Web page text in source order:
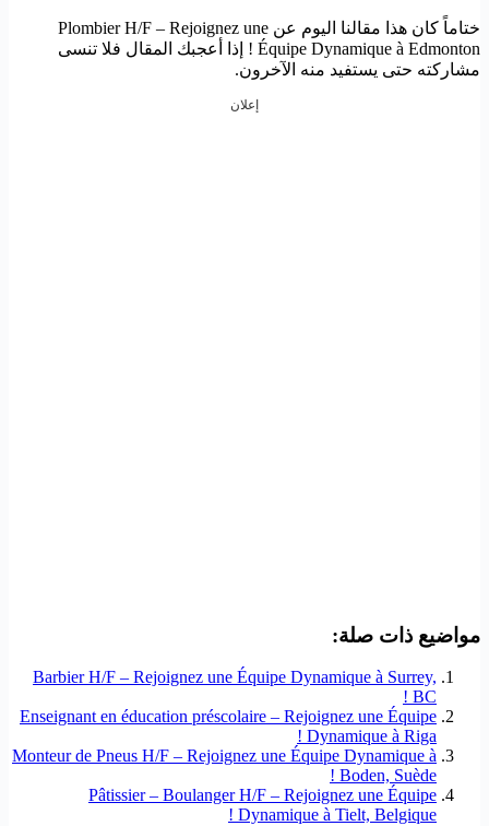
ختاماً كان هذا مقالنا اليوم عن Plombier H/F – Rejoignez une
Équipe Dynamique à Edmonton ! إذا أعجبك المقال فلا تنسى
مشاركته حتى يستفيد منه الآخرون.
إعلان
مواضيع ذات صلة:
Barbier H/F – Rejoignez une Équipe Dynamique à Surrey,
BC !
Enseignant en éducation préscolaire – Rejoignez une Équipe
Dynamique à Riga !
Monteur de Pneus H/F – Rejoignez une Équipe Dynamique à
Boden, Suède !
Pâtissier – Boulanger H/F – Rejoignez une Équipe
Dynamique à Tielt, Belgique !